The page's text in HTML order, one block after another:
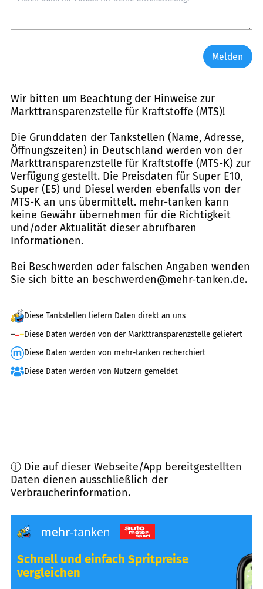
Melden
Wir bitten um Beachtung der Hinweise zur
Markttransparenzstelle für Kraftstoffe (MTS)!
Die Grunddaten der Tankstellen (Name, Adresse,
Öffnungszeiten) in Deutschland werden von der
Markttransparenzstelle für Kraftstoffe (MTS-K) zur
Verfügung gestellt. Die Preisdaten für Super E10,
Super (E5) und Diesel werden ebenfalls von der
MTS-K an uns übermittelt. mehr-tanken kann
keine Gewähr übernehmen für die Richtigkeit
und/oder Aktualität dieser abrufbaren
Informationen.
Bei Beschwerden oder falschen Angaben wenden
Sie sich bitte an beschwerden@mehr-tanken.de.
Diese Tankstellen liefern Daten direkt an uns
Diese Daten werden von der Markttransparenzstelle geliefert
Diese Daten werden von mehr-tanken recherchiert
Diese Daten werden von Nutzern gemeldet
ⓘ Die auf dieser Webseite/App bereitgestellten
Daten dienen ausschließlich der
Verbraucherinformation.
Schnell und einfach Spritpreise
vergleichen